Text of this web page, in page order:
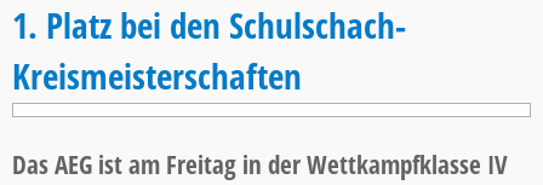
1. Platz bei den Schulschach-
Kreismeisterschaften
Das AEG ist am Freitag in der Wettkampfklasse IV